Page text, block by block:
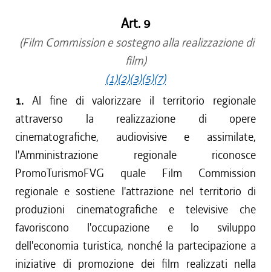
Art. 9
(Film Commission e sostegno alla realizzazione di
film)
(1)(2)(3)(5)(7)
1. Al fine di valorizzare il territorio regionale
attraverso la realizzazione di opere
cinematografiche, audiovisive e assimilate,
l'Amministrazione regionale riconosce
PromoTurismoFVG quale Film Commission
regionale e sostiene l'attrazione nel territorio di
produzioni cinematografiche e televisive che
favoriscono l'occupazione e lo sviluppo
dell'economia turistica, nonché la partecipazione a
iniziative di promozione dei film realizzati nella